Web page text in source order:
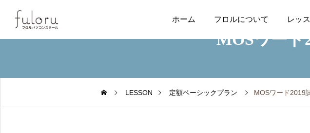
ホーム フロルについて レッ
MOSワード
LESSON 定額ベーシックプラン MOSワード2019